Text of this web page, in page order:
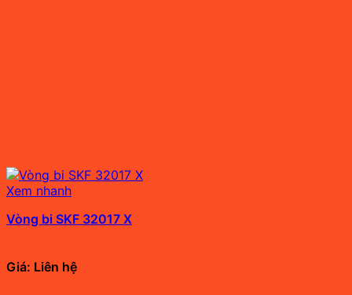
Xem nhanh
Vòng bi SKF 32017 X
Giá: Liên hệ